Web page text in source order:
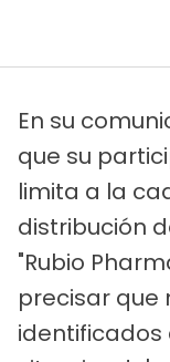
En su
que su
limita a la
distribución
"Rubio
precisar que
identificados